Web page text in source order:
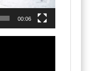
00:06